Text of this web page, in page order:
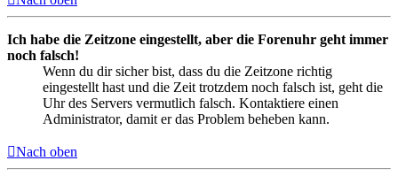
Ich habe die Zeitzone eingestellt, aber die Forenuhr geht immer
noch falsch!
Wenn du dir sicher bist, dass du die Zeitzone richtig
eingestellt hast und die Zeit trotzdem noch falsch ist, geht die
Uhr des Servers vermutlich falsch. Kontaktiere einen
Administrator, damit er das Problem beheben kann.
Nach oben